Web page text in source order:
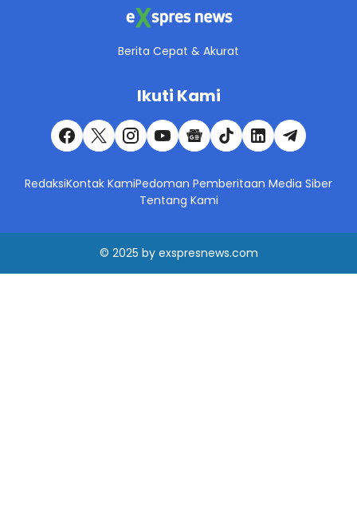
Berita Cepat & Akurat
Ikuti Kami
RedaksiKontak KamiPedoman Pemberitaan Media Siber
Tentang Kami
© 2025 by exspresnews.com